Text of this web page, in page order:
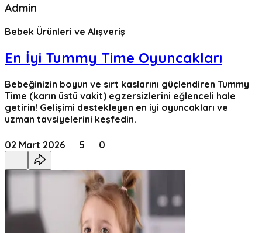
Admin
Bebek Ürünleri ve Alışveriş
En İyi Tummy Time Oyuncakları
Bebeğinizin boyun ve sırt kaslarını güçlendiren Tummy
Time (karın üstü vakit) egzersizlerini eğlenceli hale
getirin! Gelişimi destekleyen en iyi oyuncakları ve
uzman tavsiyelerini keşfedin.
02 Mart 2026 5 0